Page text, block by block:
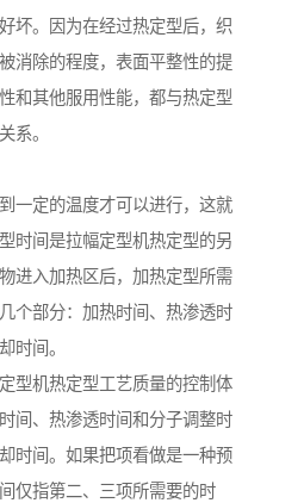
坏。因为在经过热定型后，织
消除的程度，表面平整性的提
和其他服用性能，都与热定型
系。
一定的温度才可以进行，这就
时间是拉幅定型机热定型的另
进入加热区后，加热定型所需
个部分：加热时间、热渗透时
时间。
型机热定型工艺质量的控制体
间、热渗透时间和分子调整时
时间。如果把项看做是一种预
仅指第二、三项所需要的时